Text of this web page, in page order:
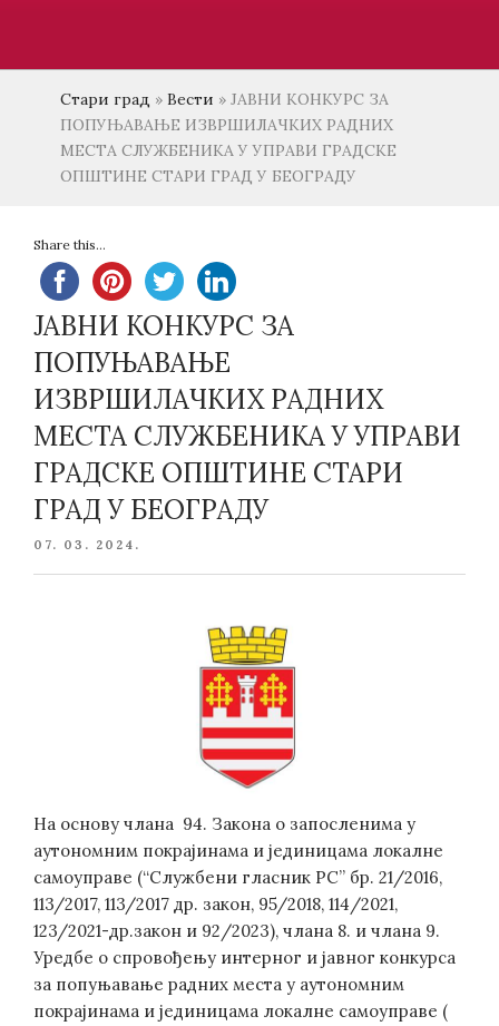
Стари град » Вести » ЈАВНИ КОНКУРС ЗА
ПОПУЊАВАЊЕ ИЗВРШИЛАЧКИХ РАДНИХ
МЕСТА СЛУЖБЕНИКА У УПРАВИ ГРАДСКЕ
ОПШТИНЕ СТАРИ ГРАД У БЕОГРАДУ
Share this...
ЈАВНИ КОНКУРС ЗА
ПОПУЊАВАЊЕ
ИЗВРШИЛАЧКИХ РАДНИХ
МЕСТА СЛУЖБЕНИКА У УПРАВИ
ГРАДСКЕ ОПШТИНЕ СТАРИ
ГРАД У БЕОГРАДУ
POSTED
07. 03. 2024.
На основу члана 94. Закона о запосленима у
аутономним покрајинама и јединицама локалне
самоуправе (“Службени гласник РС” бр. 21/2016,
113/2017, 113/2017 др. закон, 95/2018, 114/2021,
123/2021-др.закон и 92/2023), члана 8. и члана 9.
Уредбе о спровођењу интерног и јавног конкурса
за попуњавање радних места у аутономним
покрајинама и јединицама локалне самоуправе (